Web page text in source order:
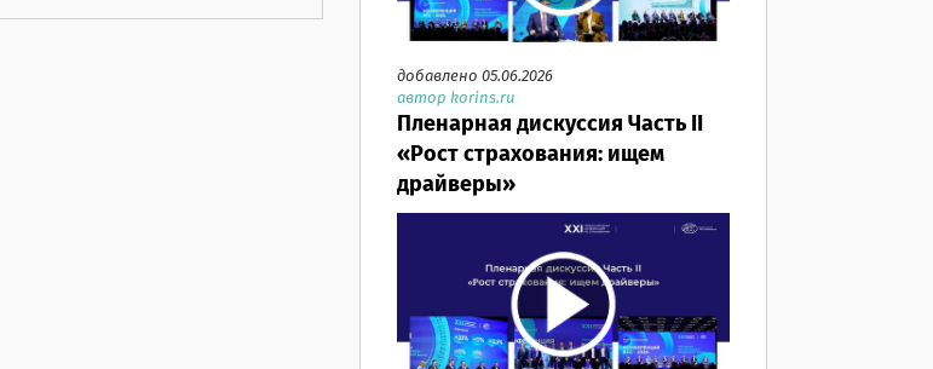
добавлено 05.06.2026
автор korins.ru
Пленарная дискуссия Часть II
«Рост страхования: ищем
драйверы»